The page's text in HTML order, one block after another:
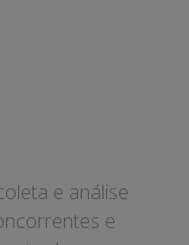
e análise
e